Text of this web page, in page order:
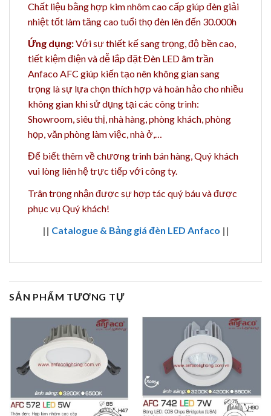
Chất liệu bằng hợp kim nhôm cao cấp giúp đèn giải
nhiệt tốt làm tăng cao tuổi thọ đèn lên đến 30.000h
Ứng dụng:Với sự thiết kế sang trọng, độ bền cao,
tiết kiệm điện và dễ lắp đặt Đèn LED âm trần
Anfaco AFC giúp kiến tạo nên không gian sang
trọng là sự lựa chọn thích hợp và hoàn hảo cho nhiều
không gian khi sử dụng tại các công trình:
Showroom, siêu thị, nhà hàng, phòng khách, phòng
họp, văn phòng làm việc, nhà ở,…
Để biết thêm về chương trình bán hàng,Quý khách
vui lòng liên hệ trực tiếp với công ty.
Trân trọng nhận được sự hợp tác quý báu và được
phục vụ Quý khách!
|| Catalogue & Bảng giá đèn LED Anfaco ||
SẢN PHẨM TƯƠNG TỰ